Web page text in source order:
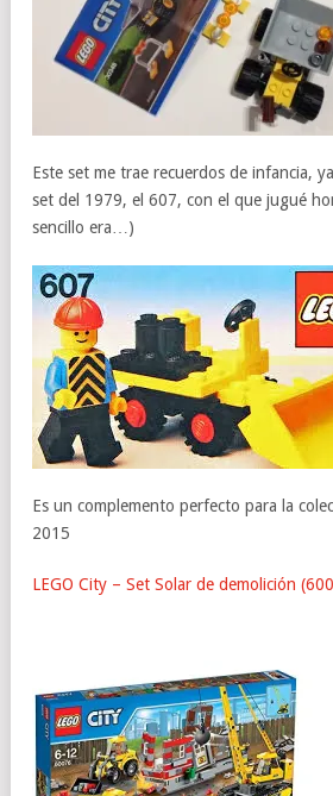
Este set me trae recuerdos de infancia,
set del 1979, el 607, con el que jugué
sencillo era…)
Es un complemento perfecto para la
2015
LEGO City – Set Solar de demolición